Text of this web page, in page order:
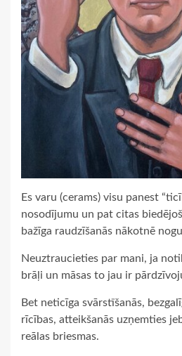
Es varu (cerams) visu panest
nosodījumu un pat citas
bažīga raudzīšanās nākotnē
Neuztraucieties par mani, ja
brāļi un māsas to jau ir
Bet neticīga svārstīšanās,
rīcības, atteikšanās uzņemties
reālas briesmas.